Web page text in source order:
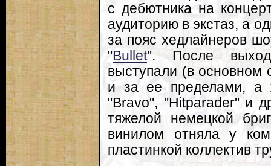
с дебютника на
аудиторию в экстаз, а
за пояс хедлайнеров
"Bullet". После
выступали (в основном
и за ее пределами, а
"Bravo", "Hitparader" и
тяжелой немецкой
винилом отняла у
пластинкой коллектив